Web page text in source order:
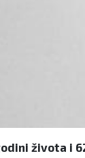
života i